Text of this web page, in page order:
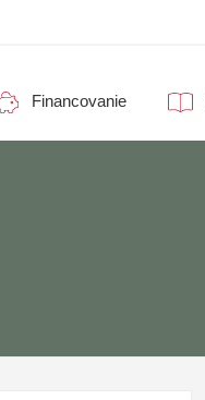
Financovanie